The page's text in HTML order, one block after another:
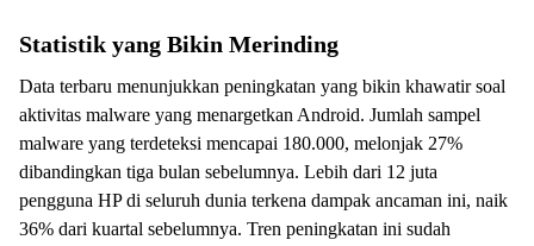
Statistik yang Bikin Merinding
Data terbaru menunjukkan peningkatan yang bikin khawatir soal
aktivitas malware yang menargetkan Android. Jumlah sampel
malware yang terdeteksi mencapai 180.000, melonjak 27%
dibandingkan tiga bulan sebelumnya. Lebih dari 12 juta
pengguna HP di seluruh dunia terkena dampak ancaman ini, naik
36% dari kuartal sebelumnya. Tren peningkatan ini sudah